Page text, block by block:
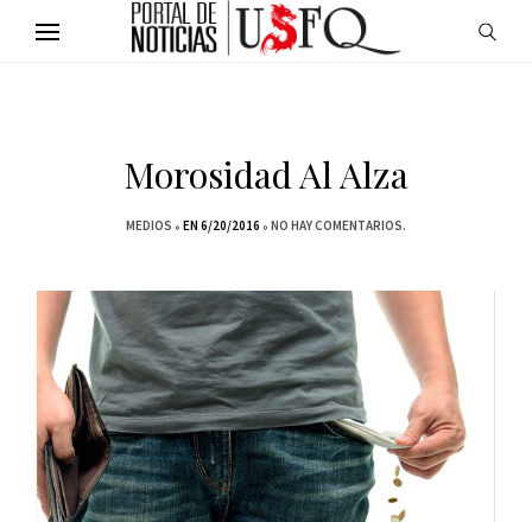
Morosidad Al Alza
MEDIOS EN 6/20/2016 NO HAY COMENTARIOS.